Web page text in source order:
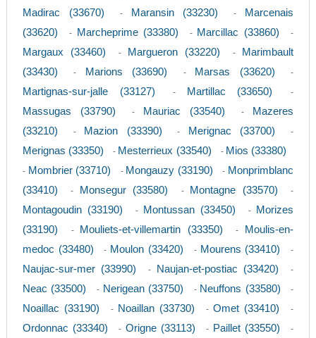
Madirac (33670) - Maransin (33230) -
Marcenais
(33620)
- Marcheprime (33380) - Marcillac (33860) -
Margaux (33460) - Margueron (33220) -
Marimbault
(33430)
- Marions (33690) - Marsas (33620) -
Martignas-sur-jalle (33127) - Martillac (33650) -
Massugas (33790) - Mauriac (33540) -
Mazeres
(33210)
- Mazion (33390) - Merignac (33700) -
Merignas (33350) - Mesterrieux (33540) - Mios (33380)
- Mombrier (33710) - Mongauzy (33190) - Monprimblanc
(33410)
- Monsegur (33580) - Montagne (33570) -
Montagoudin (33190) - Montussan (33450) -
Morizes
(33190)
- Mouliets-et-villemartin (33350) -
Moulis-en-
medoc (33480)
- Moulon (33420) - Mourens (33410) -
Naujac-sur-mer (33990) - Naujan-et-postiac (33420) -
Neac (33500) - Nerigean (33750) - Neuffons (33580) -
Noaillac (33190) - Noaillan (33730) -Omet (33410) -
Ordonnac (33340) - Origne (33113) - Paillet (33550) -